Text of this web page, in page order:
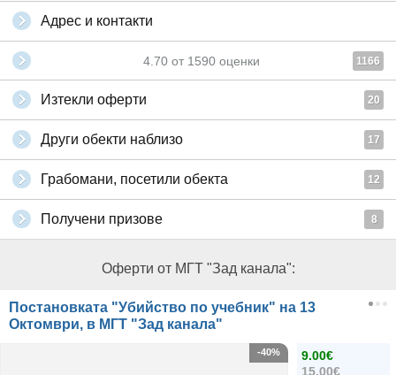
Адрес и контакти
4.70 от 1590 оценки 1166
Изтекли оферти 20
Други обекти наблизо 17
Грабомани, посетили обекта 12
Получени призове 8
Оферти от МГТ "Зад канала":
Постановката "Убийство по учебник" на 13
Октомври, в МГТ "Зад канала"
9.00€
15.00€
-40%